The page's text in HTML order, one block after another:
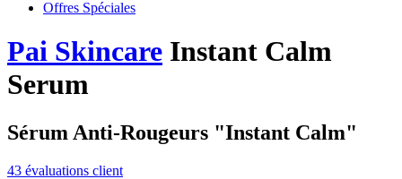
Offres Spéciales
Pai Skincare Instant Calm
Serum
Sérum Anti-Rougeurs "Instant Calm"
43 évaluations client